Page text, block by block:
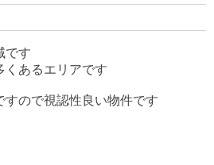
です
くあるエリアです
すので視認性良い物件です